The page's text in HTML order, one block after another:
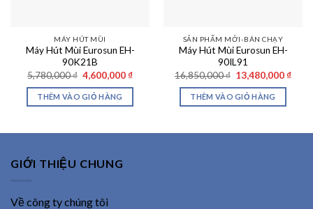
MÁY HÚT MÙI
Máy Hút Mùi Eurosun EH-
90K21B
5,780,000₫ Giá
gốc
là:
5,780,000 ₫.
4,600,000 ₫Giá
THÊM VÀO GIỎ HÀNG
SẢN PHẨM MỚI-BÁN CHẠY
Máy Hút Mùi Eurosun EH-
90IL91
16,850,000₫ Giá
gốc
là:
16,850,000 ₫.
13,480,000 ₫Giá
THÊM VÀO GIỎ HÀNG
GIỚI THIỆU CHUNG
Về công ty chúng tôi